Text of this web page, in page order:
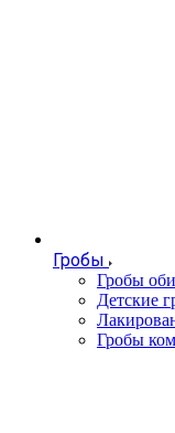
Гробы
Гробы
Детские
Гробы